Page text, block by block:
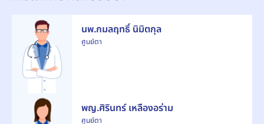
นพ.กมลฤทธิ์ นิมิตกุล
ศูนย์ตา
พญ.ศิรินทร์ เหลืองอร่าม
ศูนย์ตา